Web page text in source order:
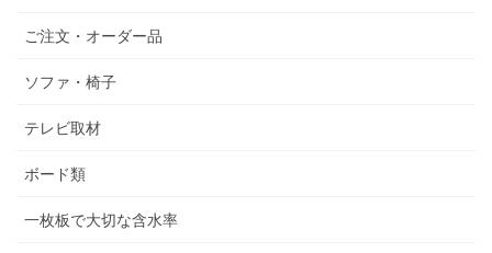
ご注文・オーダー品
ソファ・椅子
テレビ取材
ボード類
一枚板で大切な含水率